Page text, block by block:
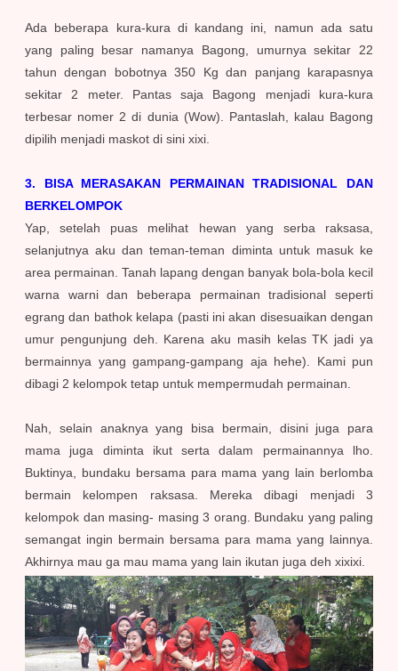
Ada beberapa kura-kura di kandang ini, namun ada satu
yang paling besar namanya Bagong, umurnya sekitar 22
tahun dengan bobotnya 350 Kg dan panjang karapasnya
sekitar 2 meter. Pantas saja Bagong menjadi kura-kura
terbesar nomer 2 di dunia (Wow). Pantaslah, kalau Bagong
dipilih menjadi maskot di sini xixi.
3. BISA MERASAKAN PERMAINAN TRADISIONAL DAN
BERKELOMPOK
Yap, setelah puas melihat hewan yang serba raksasa,
selanjutnya aku dan teman-teman diminta untuk masuk ke
area permainan. Tanah lapang dengan banyak bola-bola kecil
warna warni dan beberapa permainan tradisional seperti
egrang dan bathok kelapa (pasti ini akan disesuaikan dengan
umur pengunjung deh. Karena aku masih kelas TK jadi ya
bermainnya yang gampang-gampang aja hehe). Kami pun
dibagi 2 kelompok tetap untuk mempermudah permainan.
Nah, selain anaknya yang bisa bermain, disini juga para
mama juga diminta ikut serta dalam permainannya lho.
Buktinya, bundaku bersama para mama yang lain berlomba
bermain kelompen raksasa. Mereka dibagi menjadi 3
kelompok dan masing- masing 3 orang. Bundaku yang paling
semangat ingin bermain bersama para mama yang lainnya.
Akhirnya mau ga mau mama yang lain ikutan juga deh xixixi.